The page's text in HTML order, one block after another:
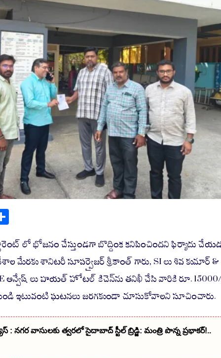
ha
reలో భోజనం చేస్తుండగా బొద్దింక కనిపించిందని ఫిర్యాదు
మేరకు శానిటరీ సూపర్వైజర్ శ్రీకాంత్ గారు, SI లు శివ కుమార్ &
లు హయత్ హోటల్ కిచెన్‌ను తనిఖీ చేసి వారికి రూ.
ఇటువంటి ఘటనలు జరగకుండా చూసుకోవాలని సూచించారు.
: నగర వాసులకు త్వరలో సైదాబాద్ స్టీల్ బ్రిడ్జి: మంత్రి పొన్న ప్రభాకర్!..